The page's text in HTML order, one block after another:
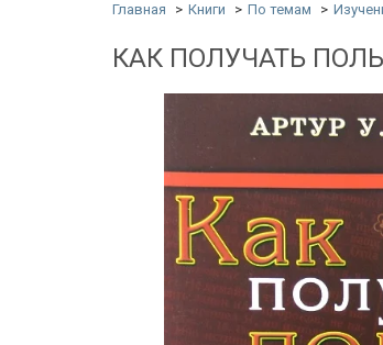
Главная Книги По темам
КАК ПОЛУЧАТЬ